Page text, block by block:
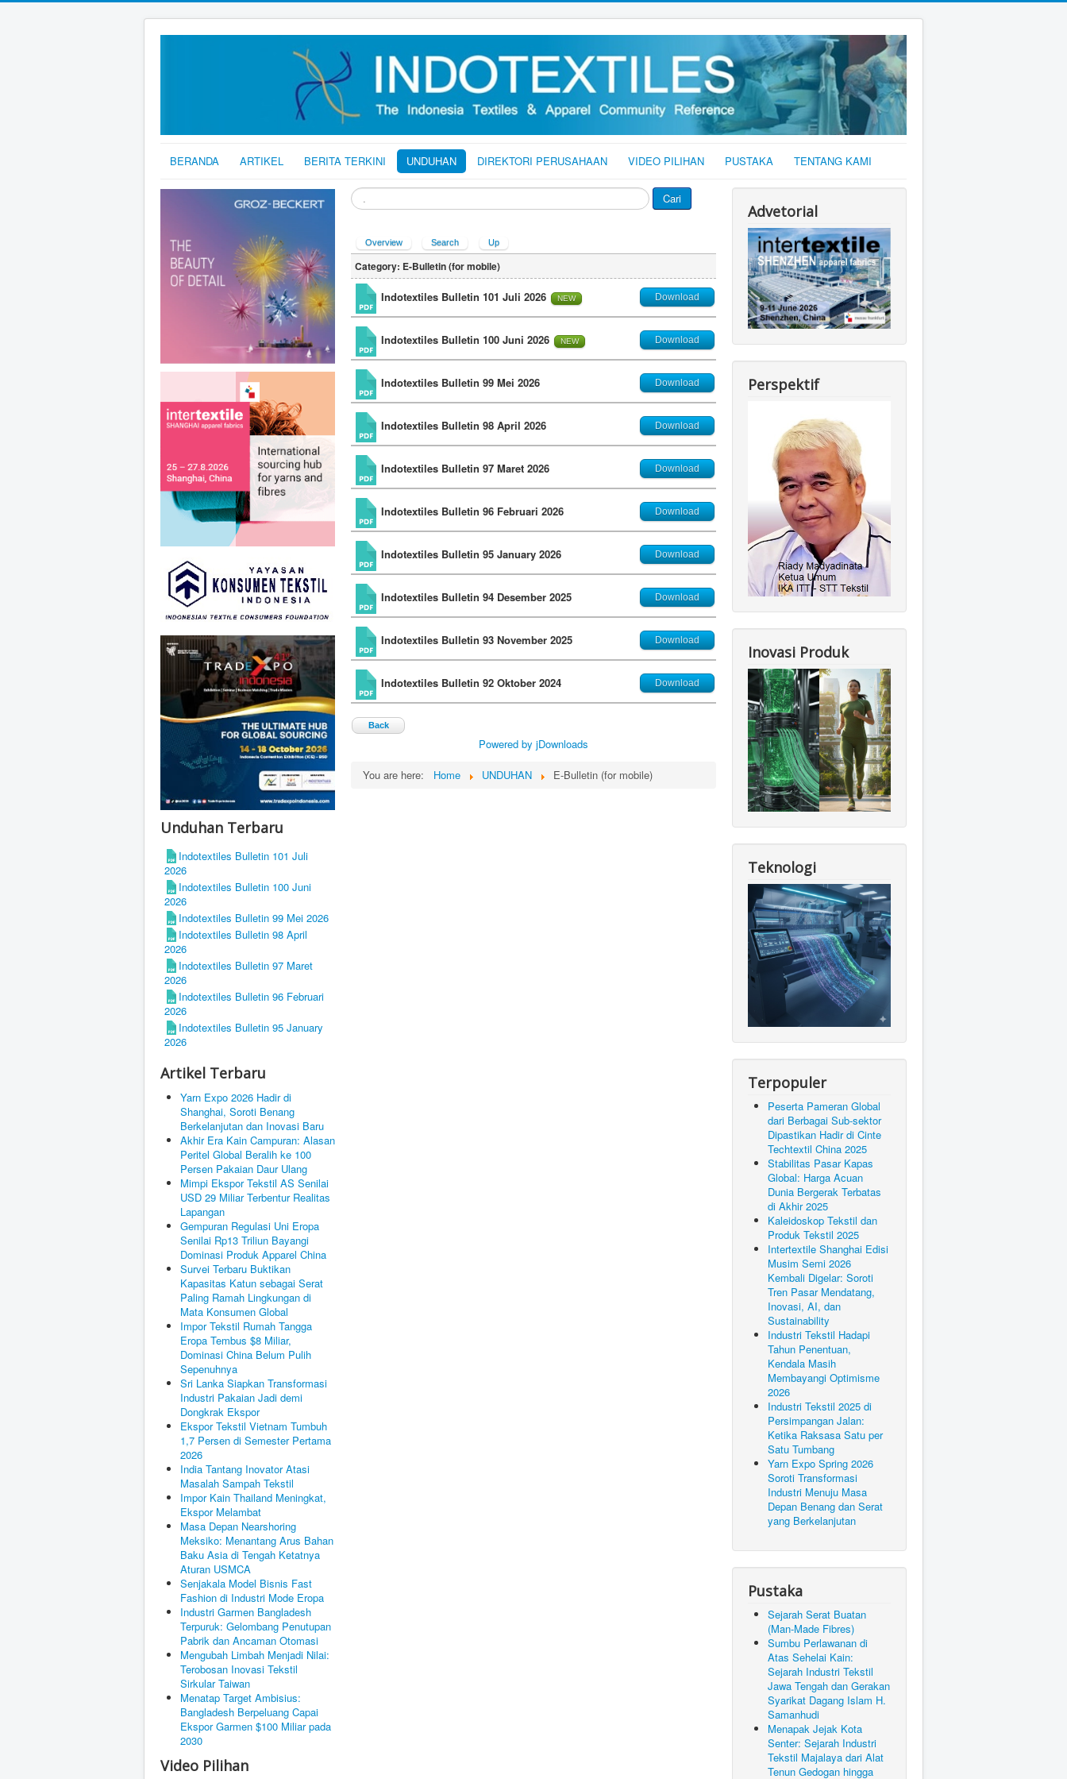
BERANDA ARTIKEL BERITA TERKINI UNDUHAN DIREKTORI PERUSAHAAN VIDEO PILIHAN PUSTAKA TENTANG KAMI
Unduhan Terbaru
Indotextiles Bulletin 101 Juli
2026
Indotextiles Bulletin 100 Juni
2026
Indotextiles Bulletin 99 Mei 2026
Indotextiles Bulletin 98 April
2026
Indotextiles Bulletin 97 Maret
2026
Indotextiles Bulletin 96 Februari
2026
Indotextiles Bulletin 95 January
2026
Artikel Terbaru
Yarn Expo 2026 Hadir di
Shanghai, Soroti Benang
Berkelanjutan dan Inovasi Baru
Akhir Era Kain Campuran: Alasan
Peritel Global Beralih ke 100
Persen Pakaian Daur Ulang
Mimpi Ekspor Tekstil AS Senilai
USD 29 Miliar Terbentur Realitas
Lapangan
Gempuran Regulasi Uni Eropa
Senilai Rp13 Triliun Bayangi
Dominasi Produk Apparel China
Survei Terbaru Buktikan
Kapasitas Katun sebagai Serat
Paling Ramah Lingkungan di
Mata Konsumen Global
Impor Tekstil Rumah Tangga
Eropa Tembus $8 Miliar,
Dominasi China Belum Pulih
Sepenuhnya
Sri Lanka Siapkan Transformasi
Industri Pakaian Jadi demi
Dongkrak Ekspor
Ekspor Tekstil Vietnam Tumbuh
1,7 Persen di Semester Pertama
2026
India Tantang Inovator Atasi
Masalah Sampah Tekstil
Impor Kain Thailand Meningkat,
Ekspor Melambat
Masa Depan Nearshoring
Meksiko: Menantang Arus Bahan
Baku Asia di Tengah Ketatnya
Aturan USMCA
Senjakala Model Bisnis Fast
Fashion di Industri Mode Eropa
Industri Garmen Bangladesh
Terpuruk: Gelombang Penutupan
Pabrik dan Ancaman Otomasi
Mengubah Limbah Menjadi Nilai:
Terobosan Inovasi Tekstil
Sirkular Taiwan
Menatap Target Ambisius:
Bangladesh Berpeluang Capai
Ekspor Garmen $100 Miliar pada
2030
Video Pilihan
Cari Cari
Overview Search Up
Category: E-Bulletin (for mobile)
Indotextiles Bulletin 101 Juli 2026 NEW Download
Indotextiles Bulletin 100 Juni 2026 NEW Download
Indotextiles Bulletin 99 Mei 2026 Download
Indotextiles Bulletin 98 April 2026 Download
Indotextiles Bulletin 97 Maret 2026 Download
Indotextiles Bulletin 96 Februari 2026 Download
Indotextiles Bulletin 95 January 2026 Download
Indotextiles Bulletin 94 Desember 2025 Download
Indotextiles Bulletin 93 November 2025 Download
Indotextiles Bulletin 92 Oktober 2024 Download
Back
Powered by jDownloads
You are here: Home UNDUHAN E-Bulletin (for mobile)
Advetorial
Perspektif
Inovasi Produk
Teknologi
Terpopuler
Peserta Pameran Global
dari Berbagai Sub-sektor
Dipastikan Hadir di Cinte
Techtextil China 2025
Stabilitas Pasar Kapas
Global: Harga Acuan
Dunia Bergerak Terbatas
di Akhir 2025
Kaleidoskop Tekstil dan
Produk Tekstil 2025
Intertextile Shanghai Edisi
Musim Semi 2026
Kembali Digelar: Soroti
Tren Pasar Mendatang,
Inovasi, AI, dan
Sustainability
Industri Tekstil Hadapi
Tahun Penentuan,
Kendala Masih
Membayangi Optimisme
2026
Industri Tekstil 2025 di
Persimpangan Jalan:
Ketika Raksasa Satu per
Satu Tumbang
Yarn Expo Spring 2026
Soroti Transformasi
Industri Menuju Masa
Depan Benang dan Serat
yang Berkelanjutan
Pustaka
Sejarah Serat Buatan
(Man-Made Fibres)
Sumbu Perlawanan di
Atas Sehelai Kain:
Sejarah Industri Tekstil
Jawa Tengah dan Gerakan
Syarikat Dagang Islam H.
Samanhudi
Menapak Jejak Kota
Senter: Sejarah Industri
Tekstil Majalaya dari Alat
Tenun Gedogan hingga